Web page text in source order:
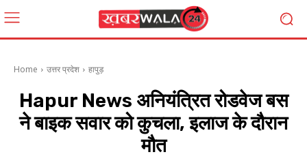
Home उत्तर प्रदेश हापुड़
Hapur News अनियंत्रित रोडवेज बस
ने बाइक सवार को कुचला, इलाज के दौरान
मौत